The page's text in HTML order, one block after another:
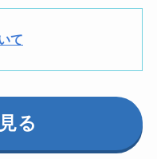
て
る